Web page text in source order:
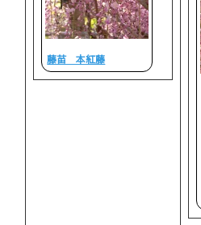
藤苗 本紅藤